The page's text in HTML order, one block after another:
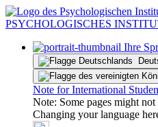
PSYCHOLOGISCHES
Ihre
Note for International
Note: Some pages might
Changing your language